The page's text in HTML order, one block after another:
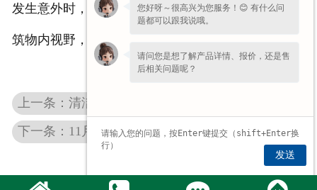
发生意外时，用于建筑物内烟雾抽走的风机，提升建
筑物内视野，驱除烟雾，更利于灭火。
上一条：清洁湖北轴流风机应该注意那些问题
下一条：11月3日，湖北大境风机——超产奖颁奖活动在车间举行
您好呀～很高兴为您服务！😊 有什么问
题都可以跟我说哦。
请问您是想了解产品详情、报价，还是售
后相关问题呢？
发送